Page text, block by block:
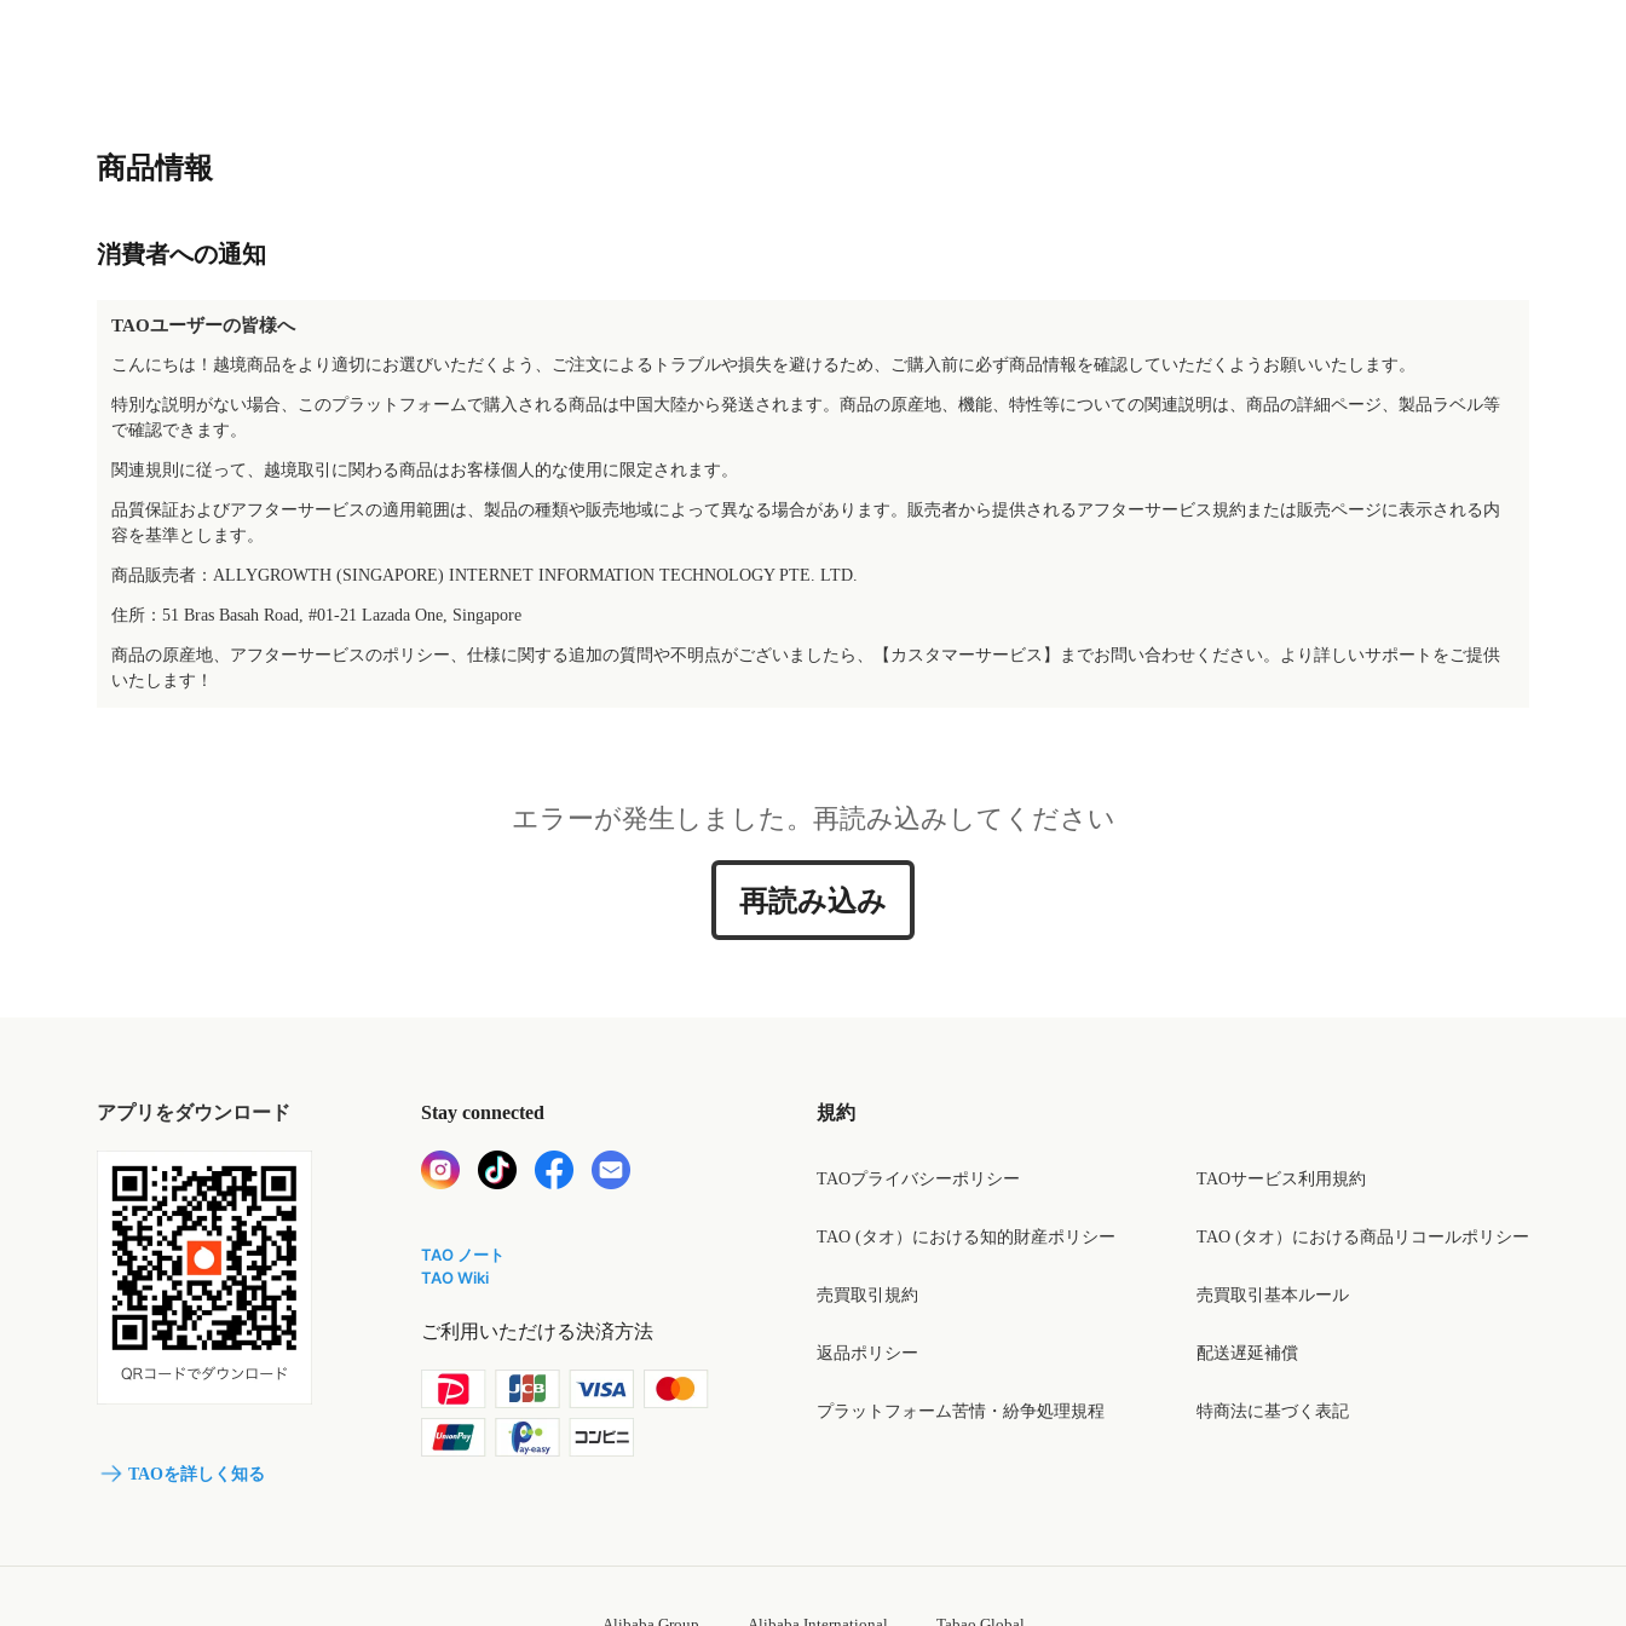
商品情報
消費者への通知
TAOユーザーの皆様へ
こんにちは！越境商品をより適切にお選びいただくよう、ご注文によるトラブルや損失を避けるため、ご購入前に必ず商品情報を確認していただくようお願いいたします。
特別な説明がない場合、このプラットフォームで購入される商品は中国大陸から発送されます。商品の原産地、機能、特性等についての関連説明は、商品の詳細ページ、製品ラベル等
で確認できます。
関連規則に従って、越境取引に関わる商品はお客様個人的な使用に限定されます。
品質保証およびアフターサービスの適用範囲は、製品の種類や販売地域によって異なる場合があります。販売者から提供されるアフターサービス規約または販売ページに表示される内
容を基準とします。
商品販売者：ALLYGROWTH (SINGAPORE) INTERNET INFORMATION TECHNOLOGY PTE. LTD.
住所：51 Bras Basah Road, #01-21 Lazada One, Singapore
商品の原産地、アフターサービスのポリシー、仕様に関する追加の質問や不明点がございましたら、【カスタマーサービス】までお問い合わせください。より詳しいサポートをご提供
いたします！
エラーが発生しました。再読み込みしてください
再読み込み
アプリをダウンロード
TAOを詳しく知る
Stay connected
TAO ノート
TAO Wiki
ご利用いただける決済方法
規約
TAOプライバシーポリシー
TAO (タオ）における知的財産ポリシー
売買取引規約
返品ポリシー
プラットフォーム苦情・紛争処理規程
TAOサービス利用規約
TAO (タオ）における商品リコールポリシー
売買取引基本ルール
配送遅延補償
特商法に基づく表記